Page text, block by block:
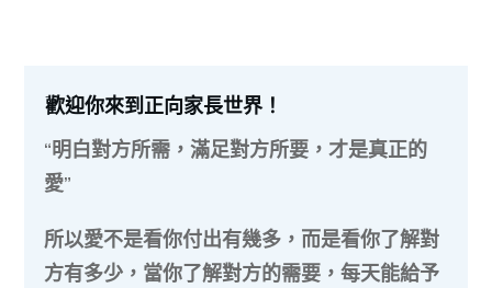
歡迎你來到正向家長世界！
“明白對方所需，滿足對方所要，才是真正的
愛”
所以愛不是看你付出有幾多，而是看你了解對
方有多少，當你了解對方的需要，每天能給予